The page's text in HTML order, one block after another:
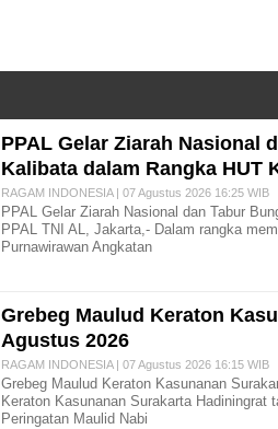
PPAL Gelar Ziarah Nasional
Kalibata dalam Rangka HUT
RAGAM INDONESIA | 07 Agustus 2026 16:25 WIB
PPAL Gelar Ziarah Nasional dan Tabur
PPAL TNI AL, Jakarta,- Dalam rangka
Purnawirawan Angkatan
Grebeg Maulud Keraton
Agustus 2026
RAGAM INDONESIA | 07 Agustus 2026 16:15 WIB
Grebeg Maulud Keraton Kasunanan
Keraton Kasunanan Surakarta Hadiningrat
Peringatan Maulid Nabi